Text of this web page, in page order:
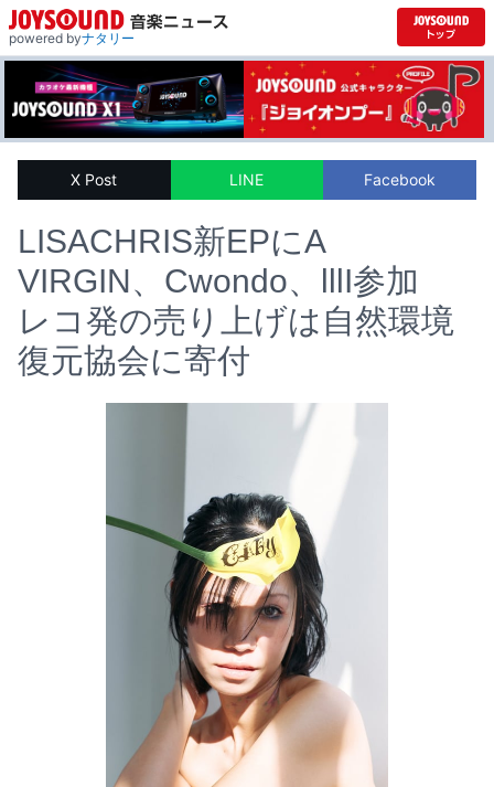
powered byナタリー
X Post LINE Facebook
LISACHRIS新EPにA
VIRGIN、Cwondo、lllI参加
レコ発の売り上げは自然環境
復元協会に寄付